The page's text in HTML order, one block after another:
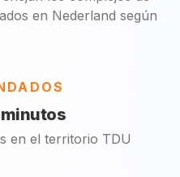
en Nederland según
minutos
en el territorio TDU